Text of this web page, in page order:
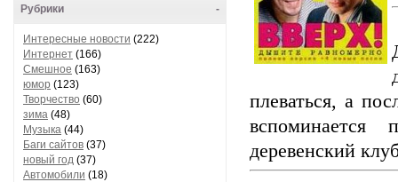
-
Рубрики
Интересные новости (222)
Интернет (166)
Смешное (163)
юмор (123)
Творчество (60)
зима (48)
Музыка (44)
Баги сайтов (37)
новый год (37)
Автомобили (18)
плеваться, а
вспоминается
деревенский